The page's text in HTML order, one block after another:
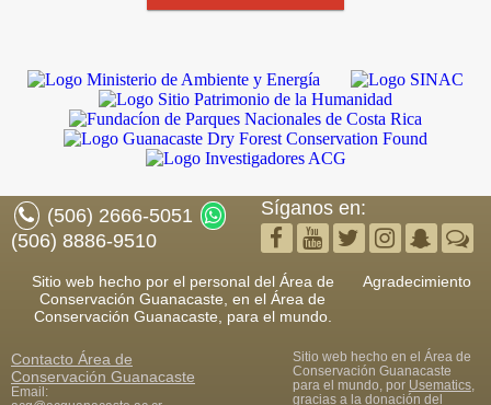
(506) 2666-5051
(506) 8886-9510
Síganos en:
Sitio web hecho por el personal del Área de
Conservación Guanacaste, en el Área de
Conservación Guanacaste, para el mundo.
Agradecimiento
Contacto Área de
Conservación Guanacaste
Email:
Sitio web hecho en el Área de
Conservación Guanacaste
para el mundo, por Usematics,
gracias a la donación del